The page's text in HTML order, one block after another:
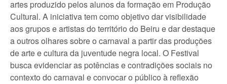
artes produzido pelos alunos da formação em Produção
Cultural. A iniciativa tem como objetivo dar visibilidade
aos grupos e artistas do território do Beiru e dar destaque
a outros olhares sobre o carnaval a partir das produções
de arte e cultura da juventude negra local. O Festival
busca evidenciar as potências e contradições sociais no
contexto do carnaval e convocar o público à reflexão